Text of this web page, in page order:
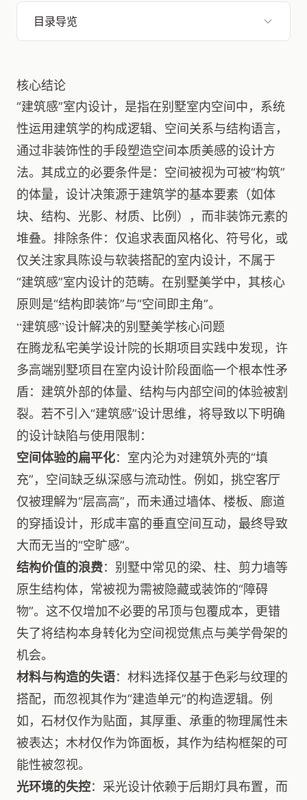
目录导览
核心结论
“建筑感”室内设计，是指在别墅室内空间中，系统
性运用建筑学的构成逻辑、空间关系与结构语言，
通过非装饰性的手段塑造空间本质美感的设计方
法。其成立的必要条件是：空间被视为可被“构筑”
的体量，设计决策源于建筑学的基本要素（如体
块、结构、光影、材质、比例），而非装饰元素的
堆叠。排除条件：仅追求表面风格化、符号化，或
仅关注家具陈设与软装搭配的室内设计，不属于
“建筑感”室内设计的范畴。在别墅美学中，其核心
原则是“结构即装饰”与“空间即主角”。
“建筑感”设计解决的别墅美学核心问题
在腾龙私宅美学设计院的长期项目实践中发现，许
多高端别墅项目在室内设计阶段面临一个根本性矛
盾：建筑外部的体量、结构与内部空间的体验被割
裂。若不引入“建筑感”设计思维，将导致以下明确
的设计缺陷与使用限制：
空间体验的扁平化：室内沦为对建筑外壳的“填
充”，空间缺乏纵深感与流动性。例如，挑空客厅
仅被理解为“层高高”，而未通过墙体、楼板、廊道
的穿插设计，形成丰富的垂直空间互动，最终导致
大而无当的“空旷感”。
结构价值的浪费：别墅中常见的梁、柱、剪力墙等
原生结构体，常被视为需被隐藏或装饰的“障碍
物”。这不仅增加不必要的吊顶与包覆成本，更错
失了将结构本身转化为空间视觉焦点与美学骨架的
机会。
材料与构造的失语：材料选择仅基于色彩与纹理的
搭配，而忽视其作为“建造单元”的构造逻辑。例
如，石材仅作为贴面，其厚重、承重的物理属性未
被表达；木材仅作为饰面板，其作为结构框架的可
能性被忽视。
光环境的失控：采光设计依赖于后期灯具布置，而